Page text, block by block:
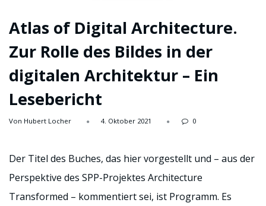
Atlas of Digital Architecture.
Zur Rolle des Bildes in der
digitalen Architektur – Ein
Lesebericht
Von Hubert Locher 4. Oktober 2021 0
Der Titel des Buches, das hier vorgestellt und – aus der
Perspektive des SPP-Projektes Architecture
Transformed – kommentiert sei, ist Programm. Es